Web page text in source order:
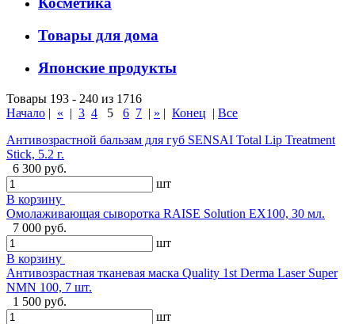
Товары для дома
Японские продукты
Товары 193 - 240 из 1716
Начало | « | 3 4 5 6 7 | » | Конец | Все
Антивозрастной бальзам для губ SENSAI Total Lip Treatment
Stick, 5.2 г.
6 300 руб.
шт
В корзину
Омолаживающая сыворотка RAISE Solution EX100, 30 мл.
7 000 руб.
шт
В корзину
Антивозрастная тканевая маска Quality 1st Derma Laser Super
NMN 100, 7 шт.
1 500 руб.
шт